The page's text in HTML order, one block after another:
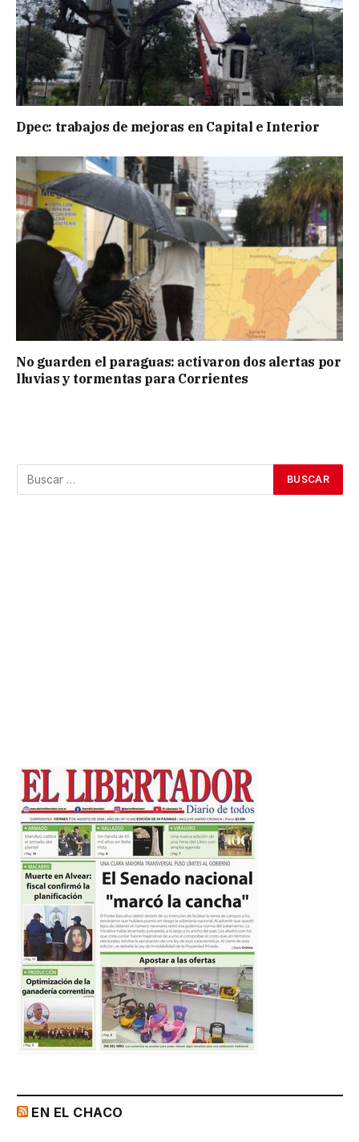
Dpec: trabajos de mejoras en Capital e Interior
No guarden el paraguas: activaron dos alertas por
lluvias y tormentas para Corrientes
EN EL CHACO